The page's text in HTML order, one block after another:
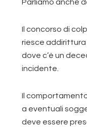
Parliamo anche
Il concorso di
riesce
dove c’è un
incidente.
Il
a eventuali
deve essere